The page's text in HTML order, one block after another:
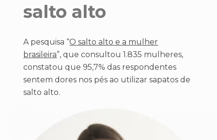
salto alto
A pesquisa “O salto alto e a mulher
brasileira”, que consultou 1.835 mulheres,
constatou que 95,7% das respondentes
sentem dores nos pés ao utilizar sapatos de
salto alto.